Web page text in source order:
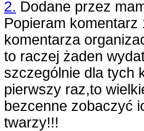
2. Dodane przez
Popieram
komentarza
to raczej żaden
szczególnie dla tych
pierwszy raz,to
bezcenne zobaczyć
twarzy!!!